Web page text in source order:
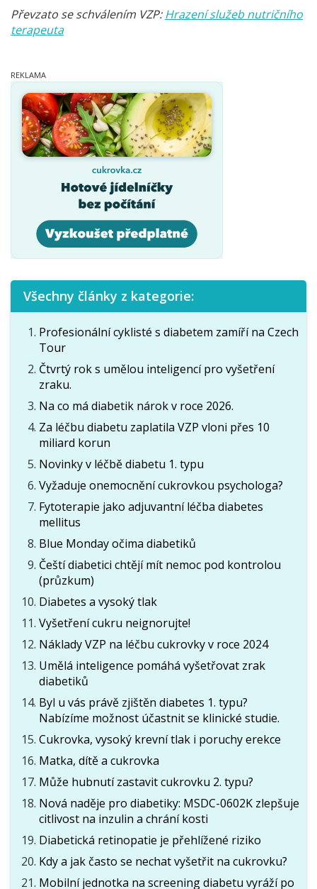
Převzato se schválením VZP:Hrazení služeb nutričního
terapeuta
Všechny články z kategorie:
Profesionální cyklisté s diabetem zamíří na Czech
Tour
Čtvrtý rok s umělou inteligencí pro vyšetření
zraku.
Na co má diabetik nárok v roce 2026.
Za léčbu diabetu zaplatila VZP vloni přes 10
miliard korun
Novinky v léčbě diabetu 1. typu
Vyžaduje onemocnění cukrovkou psychologa?
Fytoterapie jako adjuvantní léčba diabetes
mellitus
Blue Monday očima diabetiků
Čeští diabetici chtějí mít nemoc pod kontrolou
(průzkum)
Diabetes a vysoký tlak
Vyšetření cukru neignorujte!
Náklady VZP na léčbu cukrovky v roce 2024
Umělá inteligence pomáhá vyšetřovat zrak
diabetiků
Byl u vás právě zjištěn diabetes 1. typu?
Nabízíme možnost účastnit se klinické studie.
Cukrovka, vysoký krevní tlak i poruchy erekce
Matka, dítě a cukrovka
Může hubnutí zastavit cukrovku 2. typu?
Nová naděje pro diabetiky: MSDC-0602K zlepšuje
citlivost na inzulin a chrání kosti
Diabetická retinopatie je přehlížené riziko
Kdy a jak často se nechat vyšetřit na cukrovku?
Mobilní jednotka na screening diabetu vyráží po